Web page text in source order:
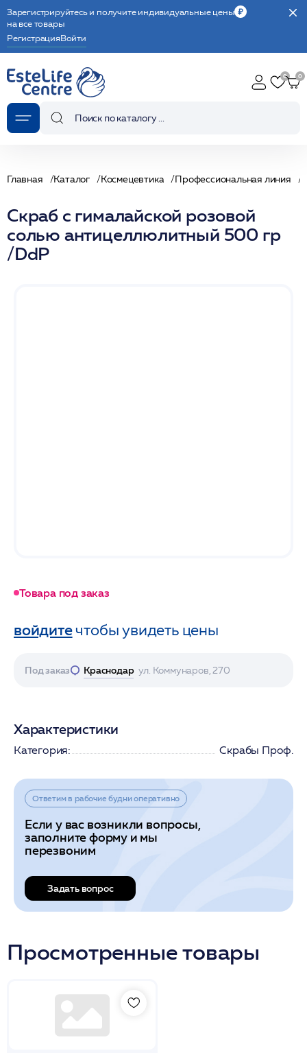
Зарегистрируйтесь и получите индивидуальные цены
на все товары
РегистрацияВойти
Главная Каталог Космецевтика Профессиональная линия
Скраб с гималайской розовой
солью антицеллюлитный 500 гр
/DdP
Товара под заказ
войдитечтобы увидеть цены
Под заказ Краснодар ул. Коммунаров, 270
Характеристики
Категория: Скрабы Проф.
Ответим в рабочие будни оперативно
Если у вас возникли вопросы,
заполните форму и мы
перезвоним
Задать вопрос
Просмотренные товары